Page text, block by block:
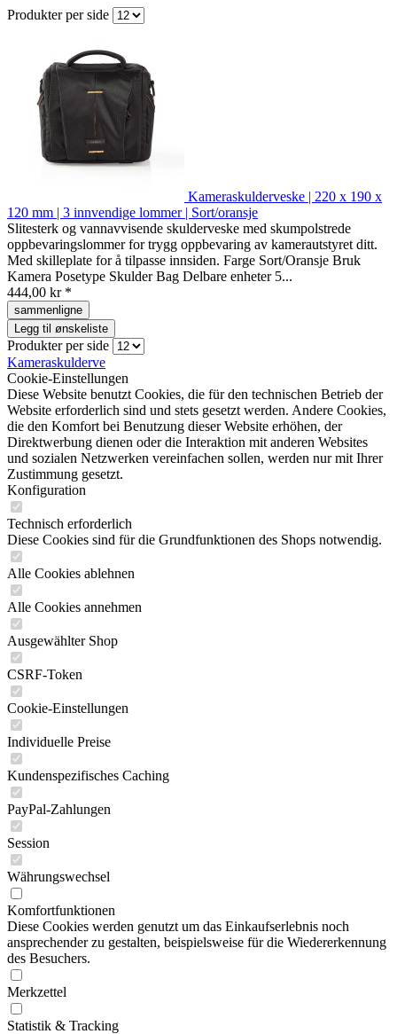
Produkter per side
Kameraskulderveske | 220 x 190 x
120 mm | 3 innvendige lommer | Sort/oransje
Slitesterk og vannavvisende skulderveske med skumpolstrede
oppbevaringslommer for trygg oppbevaring av kamerautstyret ditt.
Med skilleplate for å tilpasse innsiden. Farge Sort/Oransje Bruk
Kamera Posetype Skulder Bag Delbare enheter 5...
444,00 kr *
sammenligne
Legg til ønskeliste
Produkter per side
Kameraskulderve
Cookie-Einstellungen
Diese Website benutzt Cookies, die für den technischen Betrieb der
Website erforderlich sind und stets gesetzt werden. Andere Cookies,
die den Komfort bei Benutzung dieser Website erhöhen, der
Direktwerbung dienen oder die Interaktion mit anderen Websites
und sozialen Netzwerken vereinfachen sollen, werden nur mit Ihrer
Zustimmung gesetzt.
Konfiguration
Technisch erforderlich
Diese Cookies sind für die Grundfunktionen des Shops notwendig.
Alle Cookies ablehnen
Alle Cookies annehmen
Ausgewählter Shop
CSRF-Token
Cookie-Einstellungen
Individuelle Preise
Kundenspezifisches Caching
PayPal-Zahlungen
Session
Währungswechsel
Komfortfunktionen
Diese Cookies werden genutzt um das Einkaufserlebnis noch
ansprechender zu gestalten, beispielsweise für die Wiedererkennung
des Besuchers.
Merkzettel
Statistik & Tracking